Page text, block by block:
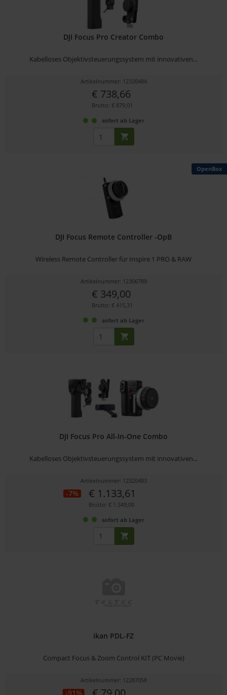
DJI Focus Pro Creator Combo
Kabelloses Objektivsteuerungssystem mit innovativen...
Artikelnummer: 12320484
€ 738,66
Brutto: € 879,01
sofort ab Lager
OpenBox
DJI Focus Remote Controller -OpB
Wireless Remote Controller für Inspire 1 PRO & RAW
Artikelnummer: 12306789
€ 349,00
Brutto: € 415,31
sofort ab Lager
DJI Focus Pro All-In-One Combo
Kabelloses Objektivsteuerungssystem mit innovativen...
Artikelnummer: 12320483
-7% € 1.133,61
Brutto: € 1.349,00
sofort ab Lager
ikan PDL-FZ
Compact Focus & Zoom Control KIT (PC Movie)
Artikelnummer: 12287058
-91%